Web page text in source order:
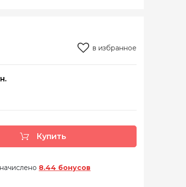
в избранное
Купить
8.44 бонусов